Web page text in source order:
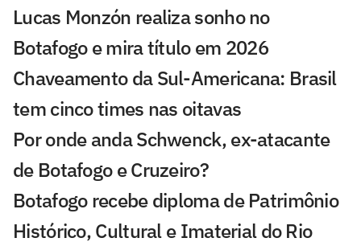
Lucas Monzón realiza sonho no
Botafogo e mira título em 2026
Chaveamento da Sul-Americana: Brasil
tem cinco times nas oitavas
Por onde anda Schwenck, ex-atacante
de Botafogo e Cruzeiro?
Botafogo recebe diploma de Patrimônio
Histórico, Cultural e Imaterial do Rio